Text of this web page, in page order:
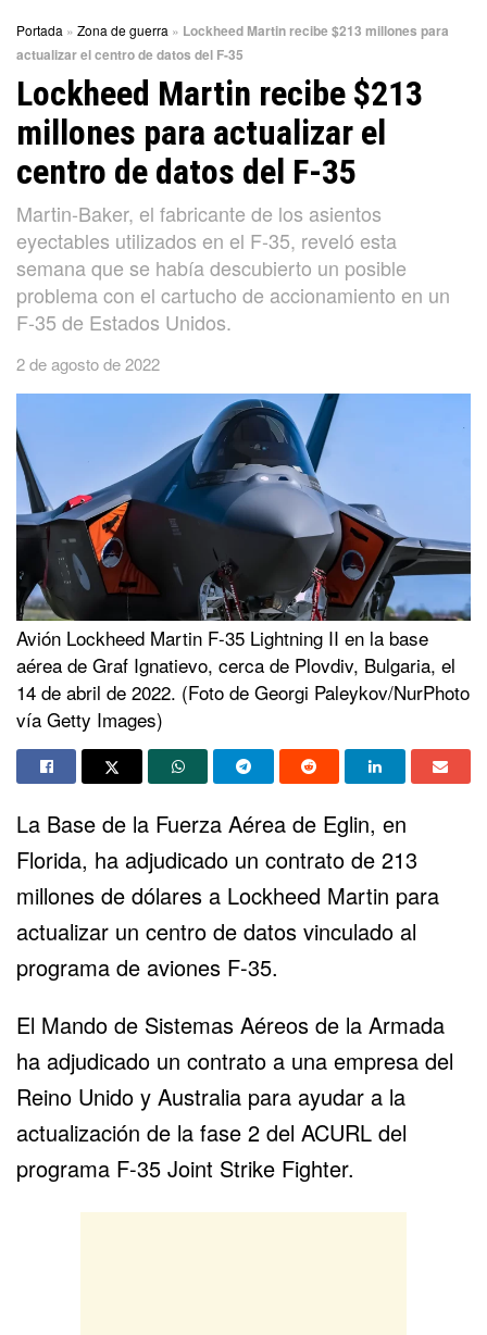
Portada » Zona de guerra » Lockheed Martin recibe $213 millones para
actualizar el centro de datos del F-35
Lockheed Martin recibe $213
millones para actualizar el
centro de datos del F-35
Martin-Baker, el fabricante de los asientos
eyectables utilizados en el F-35, reveló esta
semana que se había descubierto un posible
problema con el cartucho de accionamiento en un
F-35 de Estados Unidos.
2 de agosto de 2022
Avión Lockheed Martin F-35 Lightning II en la base
aérea de Graf Ignatievo, cerca de Plovdiv, Bulgaria, el
14 de abril de 2022. (Foto de Georgi Paleykov/NurPhoto
vía Getty Images)
La Base de la Fuerza Aérea de Eglin, en
Florida, ha adjudicado un contrato de 213
millones de dólares a Lockheed Martin para
actualizar un centro de datos vinculado al
programa de aviones F-35.
El Mando de Sistemas Aéreos de la Armada
ha adjudicado un contrato a una empresa del
Reino Unido y Australia para ayudar a la
actualización de la fase 2 del ACURL del
programa F-35 Joint Strike Fighter.